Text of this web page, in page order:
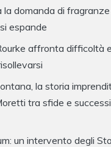
la domanda di fragranze
espande
affronta difficoltà
la storia
tra sfide e
un intervento degli